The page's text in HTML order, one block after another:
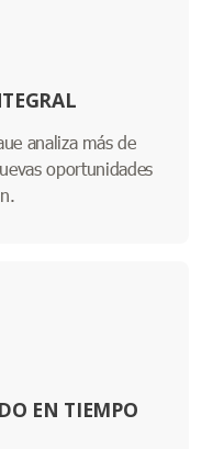
analiza más de
oportunidades
EN TIEMPO